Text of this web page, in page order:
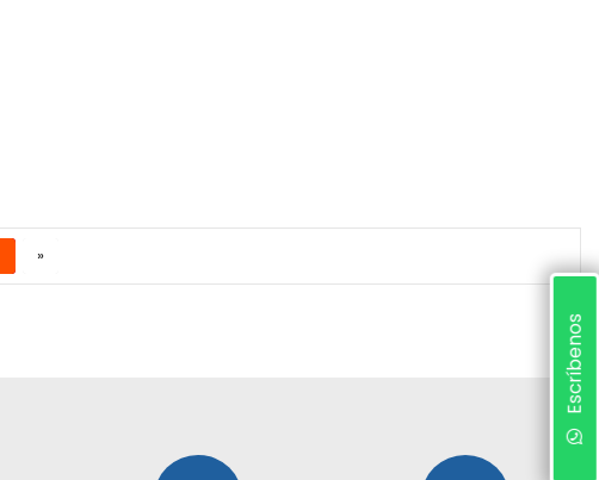
»
Escríbenos